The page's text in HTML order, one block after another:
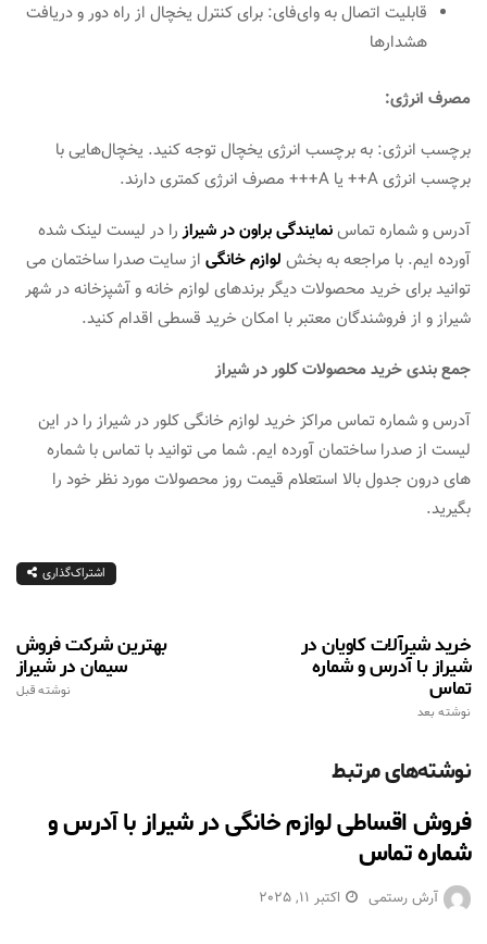
قابلیت اتصال به وای‌فای: برای کنترل یخچال از راه دور و دریافت
هشدارها
مصرف انرژی:
برچسب انرژی: به برچسب انرژی یخچال توجه کنید. یخچال‌هایی با
برچسب انرژی A++ یا A+++ مصرف انرژی کمتری دارند.
آدرس و شماره تماسنمایندگی براون در شیرازرا در لیست لینک شده
آورده ایم. با مراجعه به بخش لوازم خانگی از سایت صدرا ساختمان می
توانید برای خرید محصولات دیگر برندهای لوازم خانه و آشپزخانه در شهر
شیراز و از فروشندگان معتبر با امکان خرید قسطی اقدام کنید.
جمع بندی خرید محصولات کلور در شیراز
آدرس و شماره تماس مراکز خرید لوازم خانگی کلور در شیراز را در این
لیست از صدرا ساختمان آورده ایم. شما می توانید با تماس با شماره
های درون جدول بالا استعلام قیمت روز محصولات مورد نظر خود را
بگیرید.
اشتراک‌گذاری
بهترین شرکت فروش
سیمان در شیراز
نوشته قبل
خرید شیرآلات کاویان در
شیراز با آدرس و شماره
تماس
نوشته بعد
نوشته‌های مرتبط
فروش اقساطی لوازم خانگی در شیراز با آدرس و
شماره تماس
آرش رستمی اکتبر 11, 2025